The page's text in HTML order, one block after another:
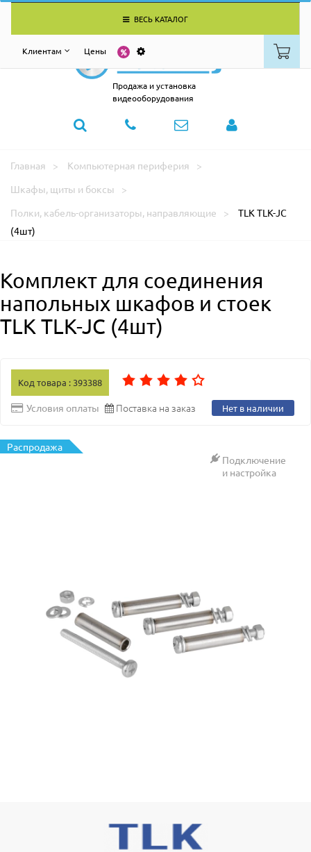
ВЕСЬ КАТАЛОГ
Клиентам Цены
Продажа и установка
видеооборудования
Главная
Компьютерная периферия
Шкафы, щиты и боксы
Полки, кабель-организаторы, направляющие
TLK TLK-JC
(4шт)
Комплект для cоединения
напольных шкафов и стоек
TLK TLK-JC (4шт)
Код товара : 393388
Условия оплаты Поставка на заказ Нет в наличии
Распродажа
Подключение
и настройка